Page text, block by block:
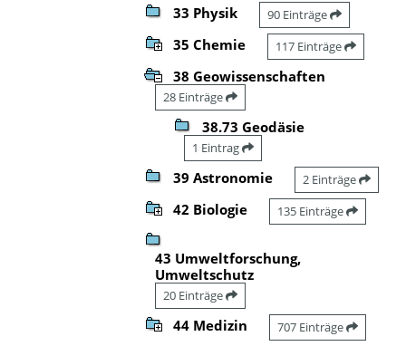
33 Physik 90 Einträge
35 Chemie 117 Einträge
38 Geowissenschaften
28 Einträge
38.73 Geodäsie
1 Eintrag
39 Astronomie 2 Einträge
42 Biologie 135 Einträge
43 Umweltforschung,
Umweltschutz
20 Einträge
44 Medizin 707 Einträge